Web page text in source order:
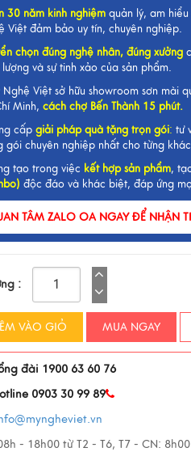
30 năm kinh nghiệm quản lý, am
Việt đảm bảo uy tín, chuyên nghiệp.
chọn đúng nghệ nhân, đúng xưởng
và sự tinh xảo của sản phẩm.
Nghệ Việt sở hữu showroom sơn mài
Minh,cách chợ Bến Thành 15 phút.
cấpgiải pháp quà tặng trọn gói: tư
gói chuyên nghiệp nhất cho từng
tạo trong việc kết hợp sản phẩm,
độc đáo và khác biệt, đáp ứng
TÂM ZALO OA NGAY ĐỂ NHẬN
:
VÀO GIỎ MUA NGAY
đài 1900 63 60 76
0903 30 99 89
- 18h00 từ T2 - T6, T7 - CN: